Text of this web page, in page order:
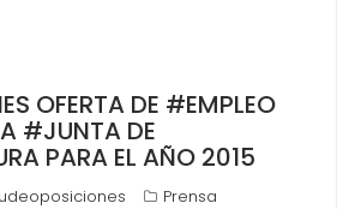
OFERTA DE #EMPLEO
#JUNTA DE
PARA EL AÑO 2015
Prensa